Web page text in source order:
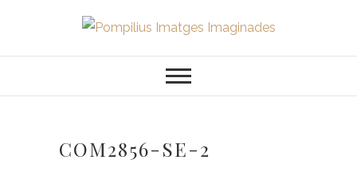
contenido
Pompilius
Imatges
Imaginades
COM2856-SE-2